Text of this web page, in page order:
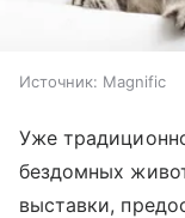
Источник: Magnific
Уже
бездомных
выставки,